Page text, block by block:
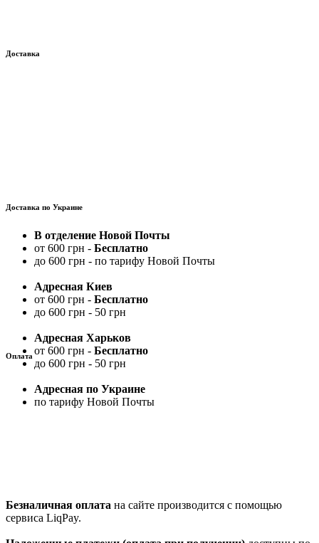
Доставка
Доставка по Украине
В отделение Новой Почты
от 600 грн - Бесплатно
до 600 грн - по тарифу Новой Почты
Адресная Киев
от 600 грн - Бесплатно
до 600 грн - 50 грн
Адресная Харьков
от 600 грн - Бесплатно
до 600 грн - 50 грн
Адресная по Украине
по тарифу Новой Почты
Оплата
Безналичная оплата на сайте производится с помощью
сервиса LiqPay.